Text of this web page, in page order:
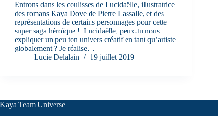
Entrons dans les coulisses de Lucidaëlle, illustratrice
des romans Kaya Dove de Pierre Lassalle, et des
représentations de certains personnages pour cette
super saga héroïque ! Lucidaëlle, peux-tu nous
expliquer un peu ton univers créatif en tant qu’artiste
globalement ? Je réalise…
Lucie Delalain
19 juillet 2019
Kaya Team Universe